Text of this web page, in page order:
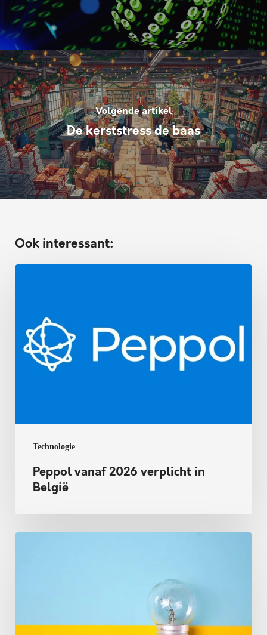
Volgende artikel
De kerststress de baas
Ook interessant:
Technologie
verplicht
in
België
Peppol vanaf 2026 verplicht in
België